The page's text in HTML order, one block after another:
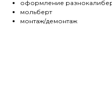
оформление
мольберт
монтаж/демонтаж